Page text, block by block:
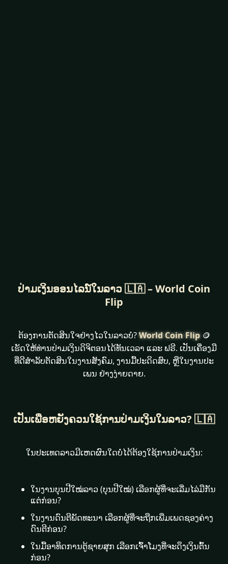
ປ່າມເງິນອອນໄລນ໌ໃນລາວ 🇱🇦 – World Coin
Flip
ຕ້ອງການຕັດສິນໃຈຢ່າງໄວໃນລາວບໍ?World Coin Flip🪙
ເຮັດໃຫ້ທ່ານປ່າມເງິນດິຈິຕອນໄດ້ທັນເວລາ ແລະ ຟຣີ. ເປັນເຄື່ອງມື
ທີ່ດີສຳລັບຕັດສິນໃນງານສັງຄົມ, ງານມື້ປະດິດສົບ, ຫຼືໃນງານປະ
ເພນ ຢ່າງງ່າຍດາຍ.
ເປັນເພື່ອຫຍັງຄວນໃຊ້ການປ່າມເງິນໃນລາວ? 🇱🇦
ໃນປະເທດລາວມີເຫດຜົນໃດບໍ່ໄດ້ຕ້ອງໃຊ້ການປ່າມເງິນ:
ໃນງານບຸນປີໃໝ່ລາວ (ບຸນປີໃໝ່) ເລືອກຜູ້ທີ່ຈະເລີ່ມໄລ່ມືກັນ
ແຕ່ກ່ອນ?
ໃນງານດົນຕີພັດທະນາ ເລືອກຜູ້ທີ່ຈະຖືກເພີ່ມເພດຊອງຄ່າງ
ດົນຕີກ່ອນ?
ໃນມື້ອາທິດການຕູ້ຊາຍສຸກ ເລືອກເຈົ້າໂມງທີ່ຈະດຶງເງິນຕົ້ນ
ກ່ອນ?